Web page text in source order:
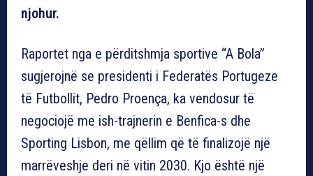
njohur.
Raportet nga e përditshmja sportive “A Bola”
sugjerojnë se presidenti i Federatës Portugeze
të Futbollit, Pedro Proença, ka vendosur të
negociojë me ish-trajnerin e Benfica-s dhe
Sporting Lisbon, me qëllim që të finalizojë një
marrëveshje deri në vitin 2030. Kjo është një